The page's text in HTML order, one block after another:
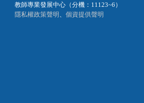
教師專業發展中心（分機：11123~6）
隱私權政策聲明
個資提供聲明